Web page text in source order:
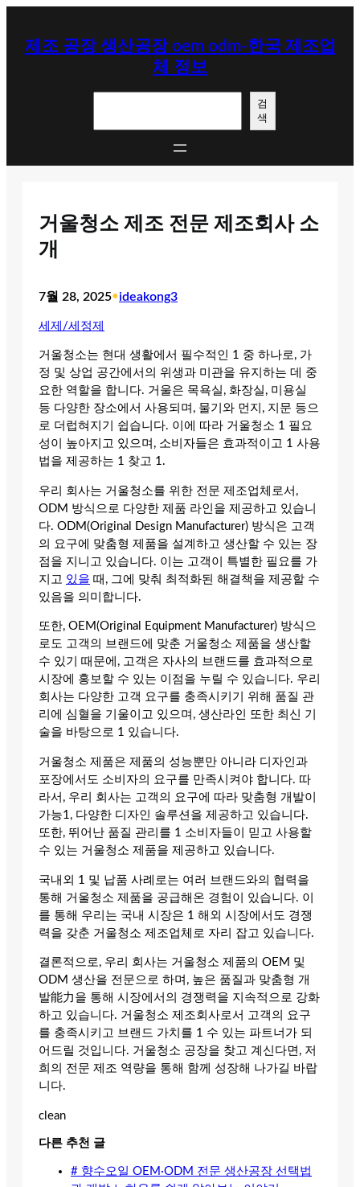
제조 공장 생산공장 oem odm-한국 제조업
체 정보
검
색
거울청소 제조 전문 제조회사 소
개
7월 28, 2025•ideakong3
세제/세정제
거울청소는 현대 생활에서 필수적인 1 중 하나로, 가
정 및 상업 공간에서의 위생과 미관을 유지하는 데 중
요한 역할을 합니다. 거울은 목욕실, 화장실, 미용실
등 다양한 장소에서 사용되며, 물기와 먼지, 지문 등으
로 더럽혀지기 쉽습니다. 이에 따라 거울청소 1 필요
성이 높아지고 있으며, 소비자들은 효과적이고 1 사용
법을 제공하는 1 찾고 1.
우리 회사는 거울청소를 위한 전문 제조업체로서,
ODM 방식으로 다양한 제품 라인을 제공하고 있습니
다. ODM(Original Design Manufacturer) 방식은 고객
의 요구에 맞춤형 제품을 설계하고 생산할 수 있는 장
점을 지니고 있습니다. 이는 고객이 특별한 필요를 가
지고 있을 때, 그에 맞춰 최적화된 해결책을 제공할 수
있음을 의미합니다.
또한, OEM(Original Equipment Manufacturer) 방식으
로도 고객의 브랜드에 맞춘 거울청소 제품을 생산할
수 있기 때문에, 고객은 자사의 브랜드를 효과적으로
시장에 홍보할 수 있는 이점을 누릴 수 있습니다. 우리
회사는 다양한 고객 요구를 충족시키기 위해 품질 관
리에 심혈을 기울이고 있으며, 생산라인 또한 최신 기
술을 바탕으로 1 있습니다.
거울청소 제품은 제품의 성능뿐만 아니라 디자인과
포장에서도 소비자의 요구를 만족시켜야 합니다. 따
라서, 우리 회사는 고객의 요구에 따라 맞춤형 개발이
가능1, 다양한 디자인 솔루션을 제공하고 있습니다.
또한, 뛰어난 품질 관리를 1 소비자들이 믿고 사용할
수 있는 거울청소 제품을 제공하고 있습니다.
국내외 1 및 납품 사례로는 여러 브랜드와의 협력을
통해 거울청소 제품을 공급해온 경험이 있습니다. 이
를 통해 우리는 국내 시장은 1 해외 시장에서도 경쟁
력을 갖춘 거울청소 제조업체로 자리 잡고 있습니다.
결론적으로, 우리 회사는 거울청소 제품의 OEM 및
ODM 생산을 전문으로 하며, 높은 품질과 맞춤형 개
발能力을 통해 시장에서의 경쟁력을 지속적으로 강화
하고 있습니다. 거울청소 제조회사로서 고객의 요구
를 충족시키고 브랜드 가치를 1 수 있는 파트너가 되
어드릴 것입니다. 거울청소 공장을 찾고 계신다면, 저
희의 전문 제조 역량을 통해 함께 성장해 나가길 바랍
니다.
clean
다른 추천 글
# 향수오일 OEM·ODM 전문 생산공장 선택법